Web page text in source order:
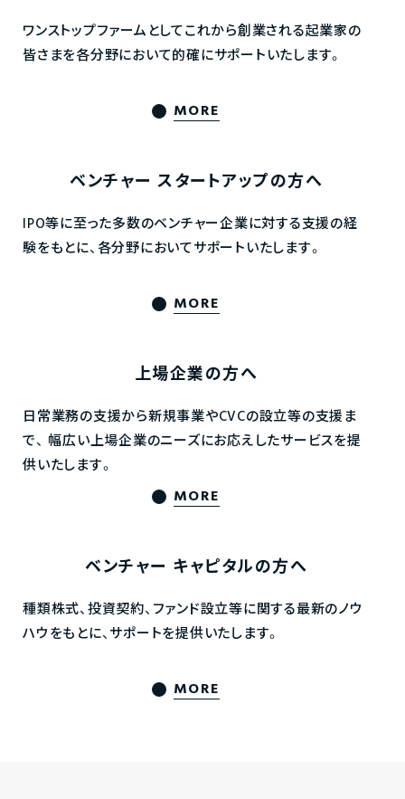
ワンストップファームとしてこれから創業される起業家の
皆さまを各分野において的確にサポートいたします。
MORE
ベンチャー スタートアップの方へ
IPO等に至った多数のベンチャー企業に対する支援の経
験をもとに、各分野においてサポートいたします。
MORE
上場企業の方へ
日常業務の支援から新規事業やCVCの設立等の支援ま
で、 幅広い上場企業のニーズにお応えしたサービスを提
供いたします。
MORE
ベンチャー キャピタルの方へ
種類株式、投資契約、ファンド設立等に関する最新のノウ
ハウをもとに、サポートを提供いたします。
MORE